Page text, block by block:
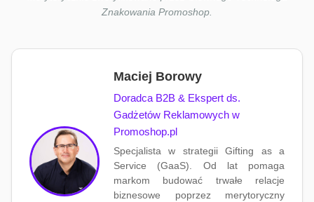
Znakowania Promoshop.
Maciej Borowy
Doradca B2B & Ekspert ds.
Gadżetów Reklamowych w
Promoshop.pl
Specjalista w strategii Gifting as a
Service (GaaS). Od lat pomaga
markom budować trwałe relacje
biznesowe poprzez merytoryczny